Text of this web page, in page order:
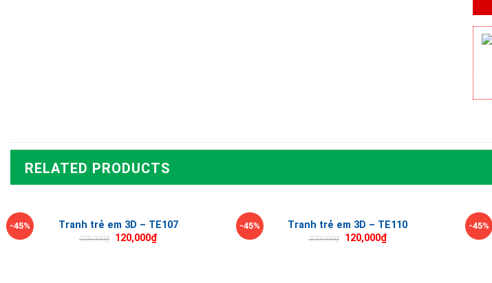
RELATED PRODUCTS
-45% Tranh trẻ em 3D – TE107
220,000₫ 120,000₫
-45% Tranh trẻ em 3D – TE110
220,000₫ 120,000₫
-45%